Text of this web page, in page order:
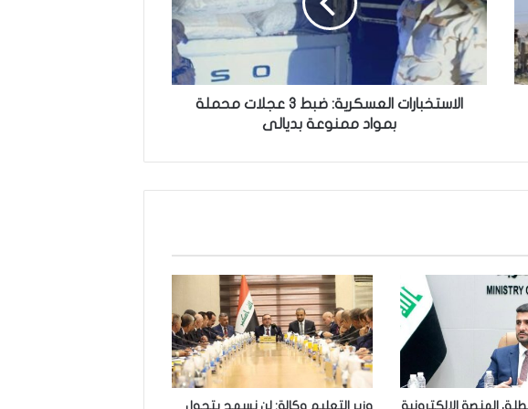
ت
خ
ب
ر
ل
ي
ة
:
3
ع
الاستخبارات العسكرية: ضبط 3 عجلات محملة
بمواد ممنوعة بديالى
المنصة الإلكترونية وزير التعليم وكالة: لن نسمح بتحول